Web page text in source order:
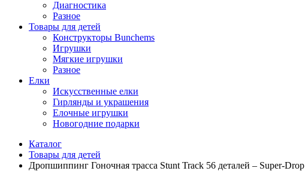
Диагностика
Разное
Товары для детей
Конструкторы Bunchems
Игрушки
Мягкие игрушки
Разное
Елки
Искусственные елки
Гирлянды и украшения
Елочные игрушки
Новогодние подарки
Каталог
Товары для детей
Дропшиппинг Гоночная трасса Stunt Track 56 деталей – Super-Drop